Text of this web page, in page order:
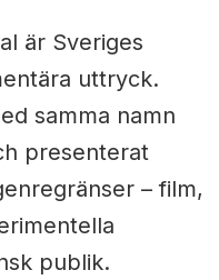
är Sveriges
uttryck.
samma namn
presenterat
– film,
publik.